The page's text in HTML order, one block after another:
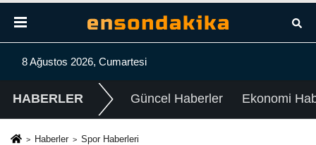
8 Ağustos 2026, Cumartesi
HABERLER Güncel Haberler Ekonomi
Haberler Spor Haberleri